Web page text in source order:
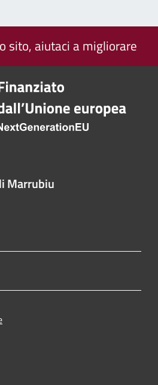
sito, aiutaci a migliorare
Marrubiu